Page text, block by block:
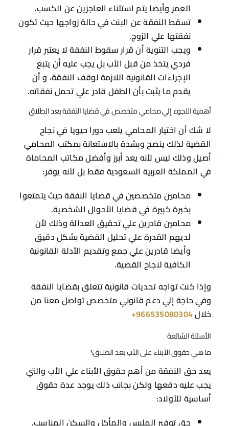
محامين متخصصين في قضايا النفقة حيث يتمتعوا
بخبرة كبيرة في قضايا الأحوال الشخصية.
محامين قادرين علي تحقيق العدالة وذلك لأن
لديهم القدرة علي تحليل القضية بشكل دقيق
وأيضا قادرين علي جمع وتقديم الأدلة القانونية
الكافية لنجاح القضية.
وإذا كنت تواجه تحديات قانونية تتعلق بقضايا النفقة
وفي حاجة إلي دعم قانوني متخصص تواصل معنا من
خلال966535080304+
الأسئلة الشائعة
ما هي حقوق الأبناء على الأب بعد الطلاق؟
يعد حق النفقة من أهم حقوق الأبناء علي الأب والتي
يجب عليه دفعها ولكن بجانب ذلك يوجد عدة حقوق
أساسية للأولاد:
حق توفير الملبس والمأكل والسكن المناسب.
وأيضا توفير مصاريف التعليم و الرعاية الصحية.
يحق للأب أن يري أولاده بصفة دورية ومنتظمة بعد
الطلاق، تحدد المحكمة مواعيد الزيارة وتضع في الاعتبار
مصلحة الطفل، ويوجد بعض الحالات الاستثنائية التي
تمنع الأب من رؤية الطفل.
من يربي الأولاد بعد الطلاق؟
وفقا لقانون الأحوال الشخصية السعودي تكون الأم
أولي من يربي الأولاد بعد الطلاق وحضانة الأم للأولاد
تظل قائمة ما لم تزوج بشخص آخر غير الزوج أو أن يكون
هناك أسباب آخري لسقوط الحضانة.